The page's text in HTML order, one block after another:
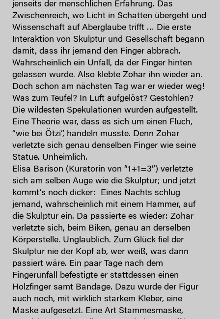
jenseits der menschlichen Erfahrung. Das
Zwischenreich, wo Licht in Schatten übergeht und
Wissenschaft auf Aberglaube trifft … Die erste
Interaktion von Skulptur und Gesellschaft begann
damit, dass ihr jemand den Finger abbrach.
Wahrscheinlich ein Unfall, da der Finger hinten
gelassen wurde. Also klebte Zohar ihn wieder an.
Doch schon am nächsten Tag war er wieder weg!
Was zum Teufel? In Luft aufgelöst? Gestohlen?
Die wildesten Spekulationen wurden aufgestellt.
Eine Theorie war, dass es sich um einen Fluch,
“wie bei Ötzi”, handeln musste. Denn Zohar
verletzte sich genau denselben Finger wie seine
Statue. Unheimlich.
Elisa Barison (Kuratorin von “1+1=3”) verletzte
sich am selben Auge wie die Skulptur; und jetzt
kommt‘s noch dicker: Eines Nachts schlug
jemand, wahrscheinlich mit einem Hammer, auf
die Skulptur ein. Da passierte es wieder: Zohar
verletzte sich, beim Biken, genau an derselben
Körperstelle. Unglaublich. Zum Glück fiel der
Skulptur nie der Kopf ab, wer weiß, was dann
passiert wäre. Ein paar Tage nach dem
Fingerunfall befestigte er stattdessen einen
Holzfinger samt Bandage. Dazu wurde der Figur
auch noch, mit wirklich starkem Kleber, eine
Maske aufgesetzt. Eine Art Stammesmaske,